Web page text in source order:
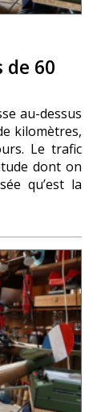
60
au-dessus
kilomètres,
Le trafic
dont on
qu’est la